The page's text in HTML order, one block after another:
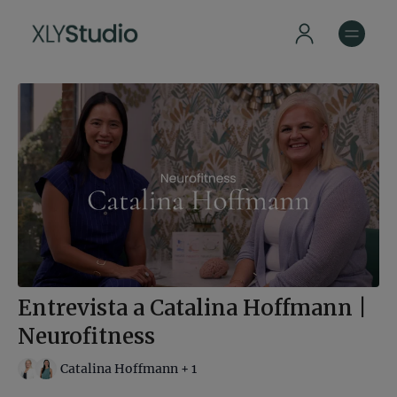
Entrevista a Catalina Hoffmann |
Neurofitness
Catalina Hoffmann + 1